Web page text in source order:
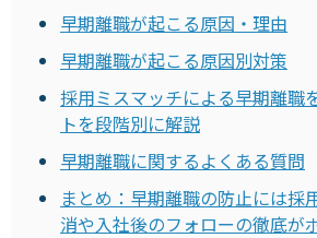
早期離職が起こる原因・理由
早期離職が起こる原因別対策
採用ミスマッチによる早期離職
トを段階別に解説
早期離職に関するよくある質問
まとめ：早期離職の防止には採
消や入社後のフォローの徹底が